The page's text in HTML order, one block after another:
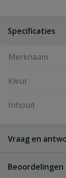
Specificaties
Merknaam
Kleur
Inhoud
Vraag en
Beoordelingen